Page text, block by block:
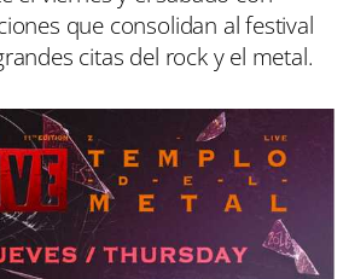
que consolidan al festival
citas del rock y el metal.